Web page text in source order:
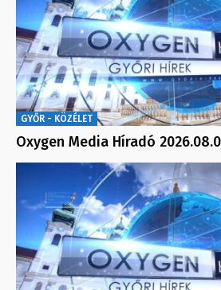
GYŐR - KÖZÉLET
Oxygen Media Híradó